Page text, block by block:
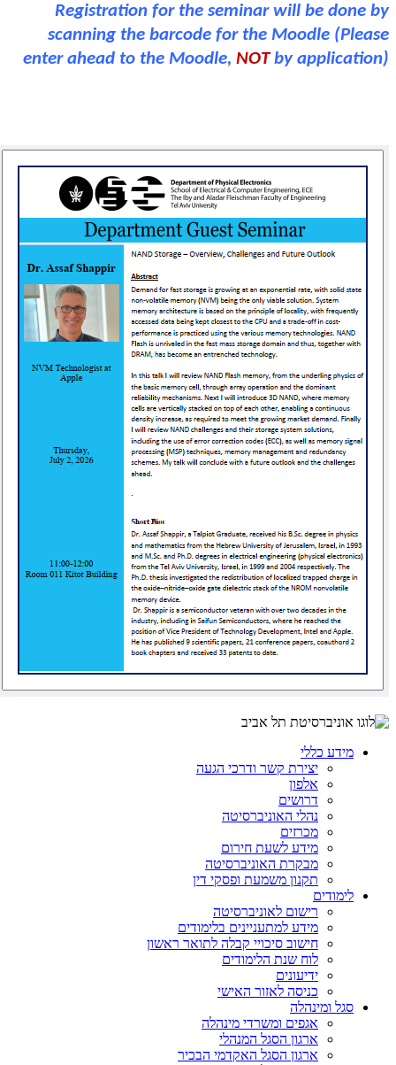
Registration for the seminar will be done by
scanning the barcode for the Moodle (Please
enter ahead to the Moodle, NOTby application)
מידע כללי
יצירת קשר ודרכי הגעה
אלפון
דרושים
נהלי האוניברסיטה
מכרזים
מידע לשעת חירום
מבקרת האוניברסיטה
תקנון משמעת ופסקי דין
לימודים
רישום לאוניברסיטה
מידע למתעניינים בלימודים
חישוב סיכויי קבלה לתואר ראשון
לוח שנת הלימודים
ידיעונים
כניסה לאזור האישי
סגל ומינהלה
אגפים ומשרדי מינהלה
ארגון הסגל המנהלי
ארגון הסגל האקדמי הבכיר